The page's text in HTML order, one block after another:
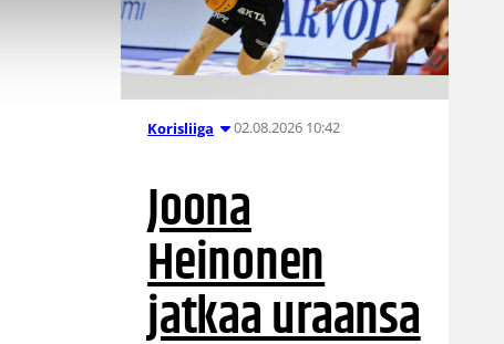
Korisliiga 02.08.2026 10:42
Joona
Heinonen
jatkaa uraansa